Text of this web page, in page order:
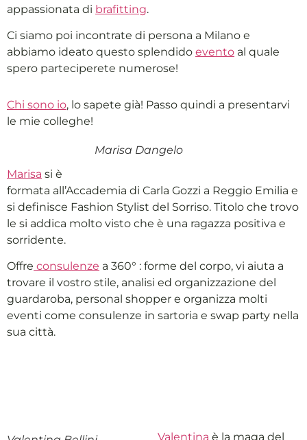
appassionata di brafitting.
Ci siamo poi incontrate di persona a Milano e
abbiamo ideato questo splendido evento al quale
spero parteciperete numerose!
Chi sono io, lo sapete già! Passo quindi a presentarvi
le mie colleghe!
Marisa Dangelo
Marisa si è
formata all’Accademia di Carla Gozzi a Reggio Emilia e
si definisce Fashion Stylist del Sorriso. Titolo che trovo
le si addica molto visto che è una ragazza positiva e
sorridente.
Offre consulenze a 360° : forme del corpo, vi aiuta a
trovare il vostro stile, analisi ed organizzazione del
guardaroba, personal shopper e organizza molti
eventi come consulenze in sartoria e swap party nella
sua città.
Valentina è la maga del